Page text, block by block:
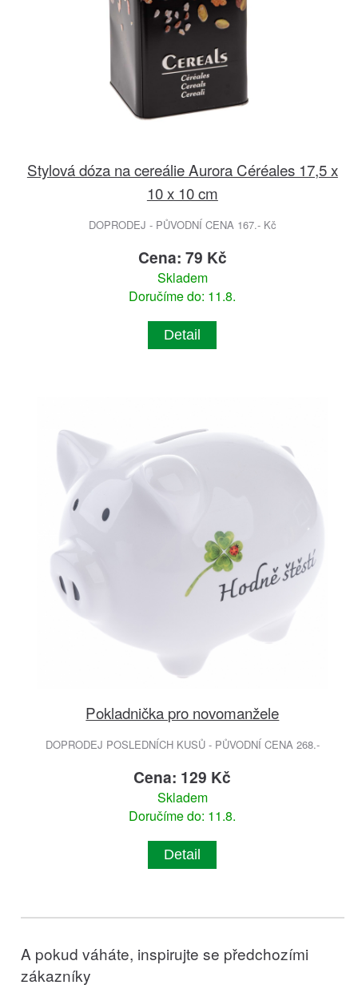
Stylová dóza na cereálie Aurora Céréales 17,5 x
10 x 10 cm
DOPRODEJ - PŮVODNÍ CENA 167.- Kč
Cena: 79 Kč
Skladem
Doručíme do: 11.8.
Detail
Pokladnička pro novomanžele
DOPRODEJ POSLEDNÍCH KUSŮ - PŮVODNÍ CENA 268.-
Cena: 129 Kč
Skladem
Doručíme do: 11.8.
Detail
A pokud váháte, inspirujte se předchozími
zákazníky